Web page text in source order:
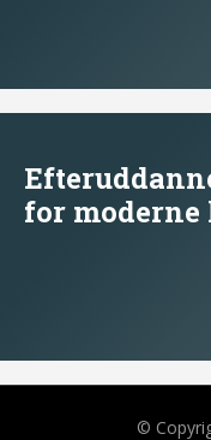
for moderne
©